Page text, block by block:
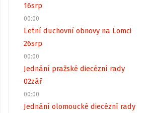
16srp
00:00
Letní duchovní obnovy na Lomci
26srp
00:00
Jednání pražské diecézní rady
02zář
00:00
Jednání olomoucké diecézní rady